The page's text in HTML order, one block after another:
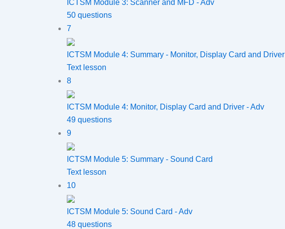
ICTSM Module 3: Scanner and MFD - Adv
50 questions
7
ICTSM Module 4: Summary - Monitor, Display Card and Driver
Text lesson
8
ICTSM Module 4: Monitor, Display Card and Driver - Adv
49 questions
9
ICTSM Module 5: Summary - Sound Card
Text lesson
10
ICTSM Module 5: Sound Card - Adv
48 questions